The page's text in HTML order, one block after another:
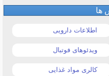
ها
اطلاعات دارویی
ویدئوهای فوتبال
کالری مواد غذایی